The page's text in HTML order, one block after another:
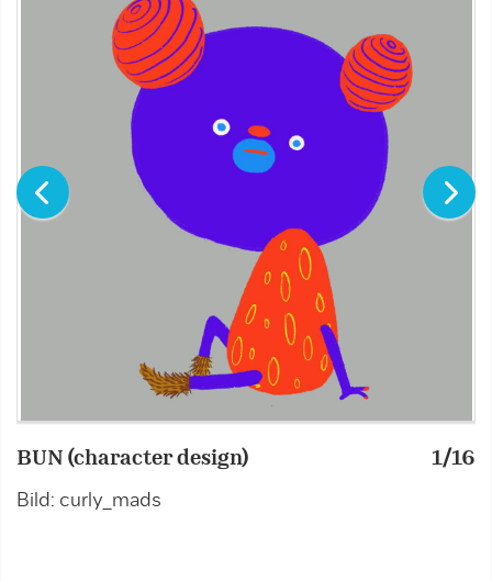
BUN (character design)
Bild: curly_mads
1/16